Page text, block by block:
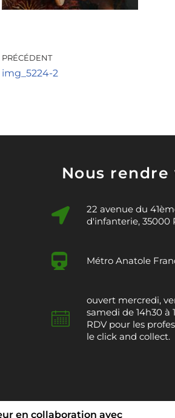
PRÉCÉDENT
img_5224-2
Nous rendre
22 avenue du
d'infanterie, 35000
Métro Anatole
ouvert mercredi,
samedi de 14h30 à
RDV pour les
le click and collect.
en collaboration avec